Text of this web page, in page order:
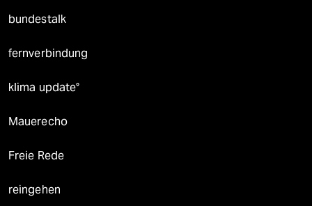
bundestalk
fernverbindung
klima update°
Mauerecho
Freie Rede
reingehen